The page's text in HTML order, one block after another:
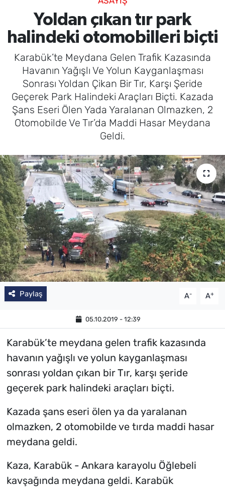
Yoldan çıkan tır park
halindeki otomobilleri biçti
Karabük’te Meydana Gelen Trafik Kazasında
Havanın Yağışlı Ve Yolun Kayganlaşması
Sonrası Yoldan Çikan Bir Tır, Karşı Şeride
Geçerek Park Halindeki Araçları Biçti. Kazada
Şans Eseri Ölen Yada Yaralanan Olmazken, 2
Otomobilde Ve Tır’da Maddi Hasar Meydana
Geldi.
Paylaş A- A+
05.10.2019 - 12:39
Karabük’te meydana gelen trafik kazasında
havanın yağışlı ve yolun kayganlaşması
sonrası yoldan çıkan bir Tır, karşı şeride
geçerek park halindeki araçları biçti.
Kazada şans eseri ölen ya da yaralanan
olmazken, 2 otomobilde ve tırda maddi hasar
meydana geldi.
Kaza, Karabük - Ankara karayolu Öğlebeli
kavşağında meydana geldi. Karabük